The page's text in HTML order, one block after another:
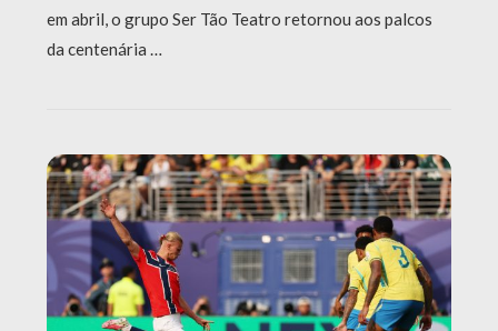
em abril, o grupo Ser Tão Teatro retornou aos palcos
da centenária …